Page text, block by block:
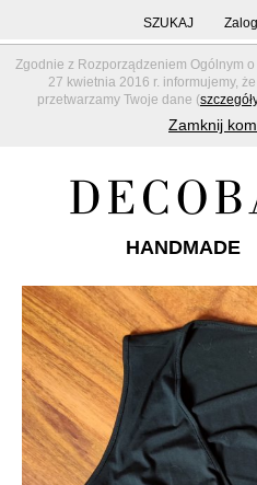
Zgodnie z Rozporządzeniem Ogólnym
27 kwietnia 2016 r. informujemy,
przetwarzamy Twoje dane (
Zamknij
SZUKAJ
HANDMADE